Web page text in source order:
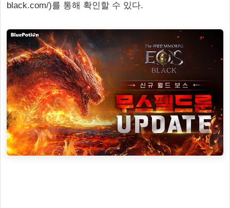
black.com/)를 통해 확인할 수 있다.